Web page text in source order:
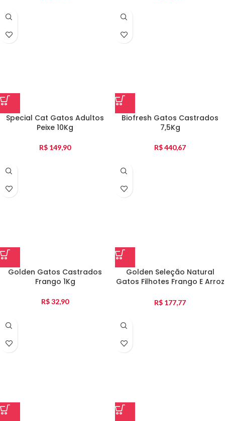
Special Cat Gatos Adultos
Peixe 10Kg
R$ 149,90
Biofresh Gatos Castrados
7,5Kg
R$440,67
Golden Gatos Castrados
Frango 1Kg
R$32,90
Golden Seleção Natural
Gatos Filhotes Frango E Arroz
R$ 177,77